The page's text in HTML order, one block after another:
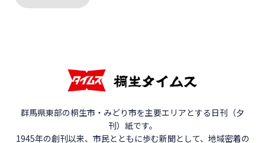
群馬県東部の桐生市・みどり市を主要エリアとする日刊（夕
刊）紙です。
1945年の創刊以来、市民とともに歩む新聞として、地域密着の